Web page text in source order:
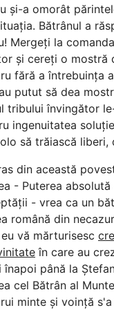
și-a omorât
Bătrânul a
Mergeți la
și cereți o mostră
fără a întrebuința
putut să dea
tribului învingător
ingenuitatea
să trăiască liberi,
din această
- Puterea absolută
- vrea ca un
română din
vă mărturisesc
în care au
până la
cel Bătrân al
minte și voință